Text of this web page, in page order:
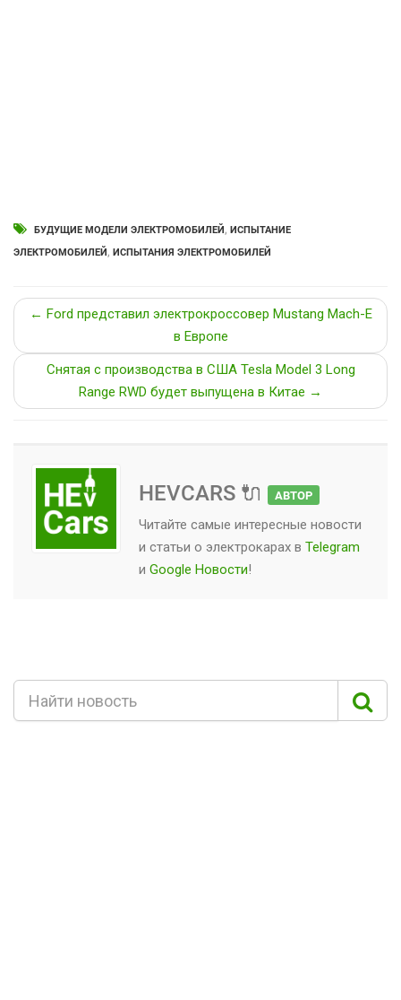
БУДУЩИЕ МОДЕЛИ ЭЛЕКТРОМОБИЛЕЙ, ИСПЫТАНИЕ
ЭЛЕКТРОМОБИЛЕЙ, ИСПЫТАНИЯ ЭЛЕКТРОМОБИЛЕЙ
← Ford представил электрокроссовер Mustang Mach-E
в Европе
Снятая с производства в США Tesla Model 3 Long
Range RWD будет выпущена в Китае →
HEVCARS 🔌 АВТОР
Читайте самые интересные новости
и статьи о электрокарах в Telegram
и Google Новости!